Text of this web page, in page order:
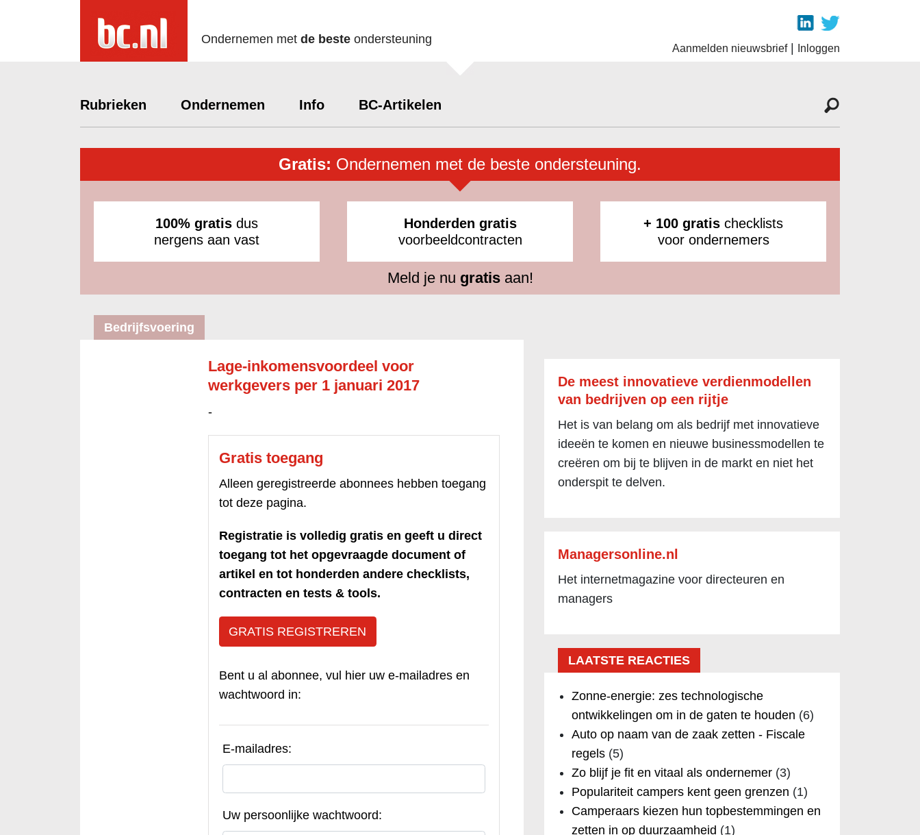
Ondernemen met de beste ondersteuning
Aanmelden nieuwsbrief| Inloggen
Rubrieken Ondernemen Info BC-Artikelen
Gratis: Ondernemen met de beste ondersteuning.
100% gratis dus
nergens aan vast
Honderden gratis
voorbeeldcontracten
+ 100 gratis checklists
voor ondernemers
Meld je nu gratisaan!
Bedrijfsvoering
Lage-inkomensvoordeel voor
werkgevers per 1 januari 2017
-
Gratis toegang
Alleen geregistreerde abonnees hebben toegang
tot deze pagina.
Registratie is volledig gratis en geeft u direct
toegang tot het opgevraagde document of
artikel en tot honderden andere checklists,
contracten en tests & tools.
GRATIS REGISTREREN
Bent u al abonnee, vul hier uw e-mailadres en
wachtwoord in:
E-mailadres:
Uw persoonlijke wachtwoord:
De meest innovatieve verdienmodellen
van bedrijven op een rijtje
Het is van belang om als bedrijf met innovatieve
ideeën te komen en nieuwe businessmodellen te
creëren om bij te blijven in de markt en niet het
onderspit te delven.
Managersonline.nl
Het internetmagazine voor directeuren en
managers
LAATSTE REACTIES
Zonne-energie: zes technologische
ontwikkelingen om in de gaten te houden (6)
Auto op naam van de zaak zetten - Fiscale
regels(5)
Zo blijf je fit en vitaal als ondernemer(3)
Populariteit campers kent geen grenzen (1)
Camperaars kiezen hun topbestemmingen en
zetten in op duurzaamheid (1)